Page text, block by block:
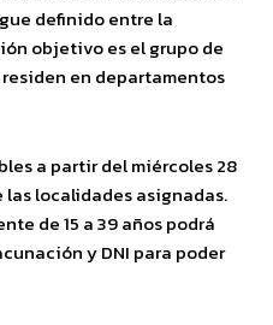
definido entre la
objetivo es el grupo de
residen en departamentos
a partir del miércoles 28
localidades asignadas.
de 15 a 39 años podrá
y DNI para poder